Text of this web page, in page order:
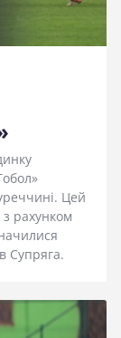
Цей
рахунком
Супряга.